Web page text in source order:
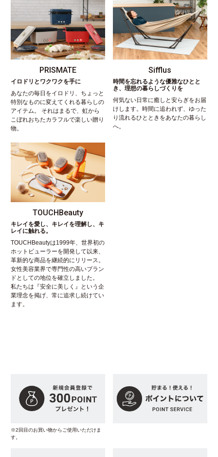
PRISMATE
イロドリとワクワクを手に
あなたの毎日をイロドリ、ちょっと
特別なものに変えてくれる暮らしの
アイテム。 それはまるで、虹から
こぼれおちたカラフルで楽しい贈り
物。
Sifflus
時間を忘れるような優雅なひとと
き、理想の暮らしづくりを
何気ない日常に癒しと安らぎをお届
けします。時間に追われず、ゆった
り流れるひとときをあなたの暮らし
へ。
TOUCHBeauty
キレイを愛し、キレイを理解し、キ
レイに触れる。
TOUCHBeautyは1999年、世界初の
ホットビューラーを開発して以来、
革新的な商品を継続的にリリース。
女性美容業界で専門性の高いブラン
ドとしての地位を確立しました。
私たちは『安全に美しく』という企
業理念を掲げ、常に追求し続けてい
ます。
※2回目のお買い物からご使用いただけま
す。